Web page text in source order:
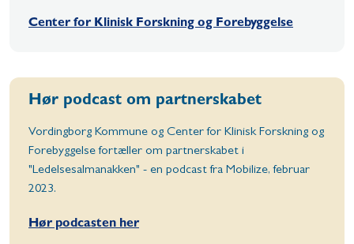
Center for Klinisk Forskning og Forebyggelse
Hør podcast om partnerskabet
Vordingborg Kommune og Center for Klinisk Forskning og
Forebyggelse fortæller om partnerskabet i
"Ledelsesalmanakken" - en podcast fra Mobilize, februar
2023.
Hør podcasten her